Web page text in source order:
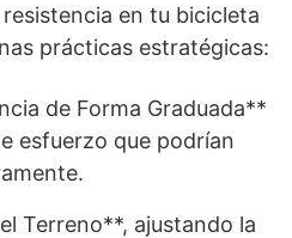
en tu bicicleta
prácticas estratégicas:
de Forma Graduada**
esfuerzo que podrían
Terreno**, ajustando la